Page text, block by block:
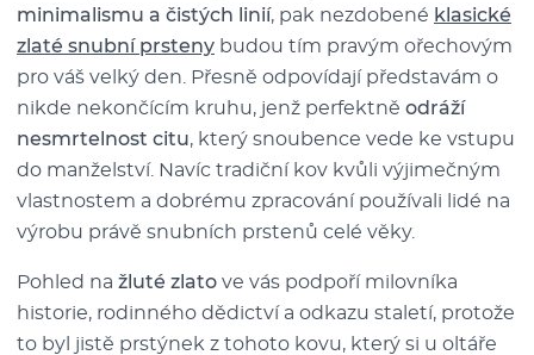
minimalismu a čistých linií, pak nezdobené klasické
zlaté snubní prsteny budou tím pravým ořechovým
pro váš velký den. Přesně odpovídají představám o
nikde nekončícím kruhu, jenž perfektně odráží
nesmrtelnost citu, který snoubence vede ke vstupu
do manželství. Navíc tradiční kov kvůli výjimečným
vlastnostem a dobrému zpracování používali lidé na
výrobu právě snubních prstenů celé věky.
Pohled na žluté zlato ve vás podpoří milovníka
historie, rodinného dědictví a odkazu staletí, protože
to byl jistě prstýnek z tohoto kovu, který si u oltáře